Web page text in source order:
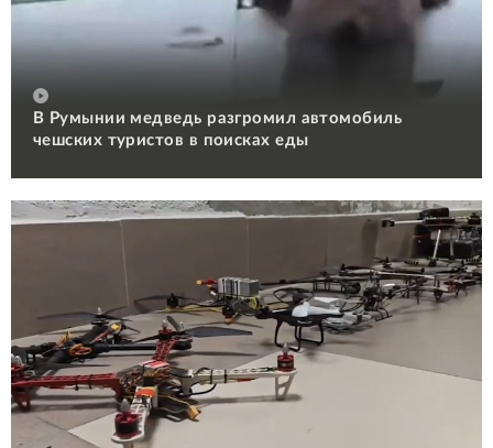
В Румынии медведь разгромил автомобиль
чешских туристов в поисках еды